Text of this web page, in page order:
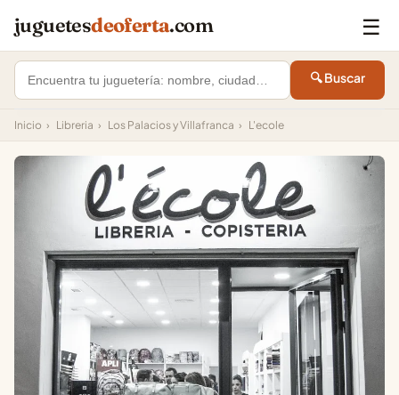
juguetesdeoferta.com ☰
🔍 Buscar
Inicio › Libreria › Los Palacios y Villafranca › L'ecole